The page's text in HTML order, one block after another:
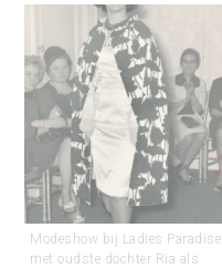
Modeshow bij Ladies Paradise
met oudste dochter Ria als